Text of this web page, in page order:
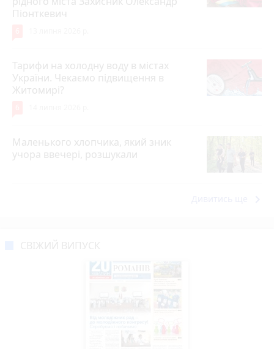
Піонткевич
Тарифи на холодну воду в містах
України. Чекаємо підвищення в
Житомирі?
Маленького хлопчика, який зник
учора ввечері, розшукали